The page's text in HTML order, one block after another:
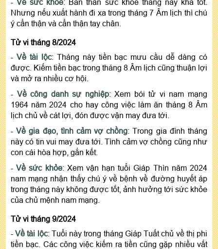
-Về sức khỏe: Bản thân sức khỏe tháng này khá tốt.
Nhưng nếu xuất hành đi xa trong tháng 7 Âm lịch thì chú
ý cẩn thận và cẩn thận tay chân.
Tử vi tháng 8/2024
- Về tài lộc: Tháng này tiền bạc mưu cầu dễ dàng có
được. Kiếm tiền bạc trong tháng 8 Âm lịch cũng thuận lợi
và mở ra nhiều cơ hội.
- Về công danh sự nghiệp: Xem bói tử vi nam mạng
1964 năm 2024 cho hay công việc làm ăn tháng 8 Âm
lịch chủ về cát lợi, đón được vận may đưa tới.
-Về gia đạo, tình cảm vợ chồng: Trong gia đình tháng
này có tin vui may đưa tới. Tình cảm vợ chồng cũng như
con cái hòa hợp, gắn kết.
-Về sức khỏe: Xem vận hạn tuổi Giáp Thìn năm 2024
nam mạng nhận thấy chú ý về bệnh về đường huyết áp
trong tháng này không được tốt, ảnh hưởng tới sức khỏe
của chủ mệnh nam mạng.
Tử vi tháng 9/2024
-Về tài lộc: Tuổi này trong tháng Giáp Tuất chủ về thị phi
tiền bạc. Các công việc kiếm ra tiền cũng gặp nhiều vất